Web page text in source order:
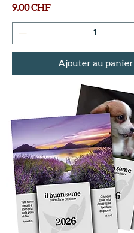
Prix
9.00 CHF
Ajouter au panier